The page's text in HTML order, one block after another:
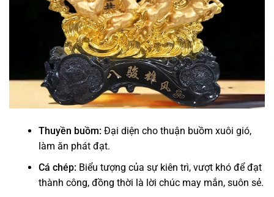
Thuyền buồm: Đại diện cho thuận buồm xuôi gió,
làm ăn phát đạt.
Cá chép: Biểu tượng của sự kiên trì, vượt khó để đạt
thành công, đồng thời là lời chúc may mắn, suôn sẻ.